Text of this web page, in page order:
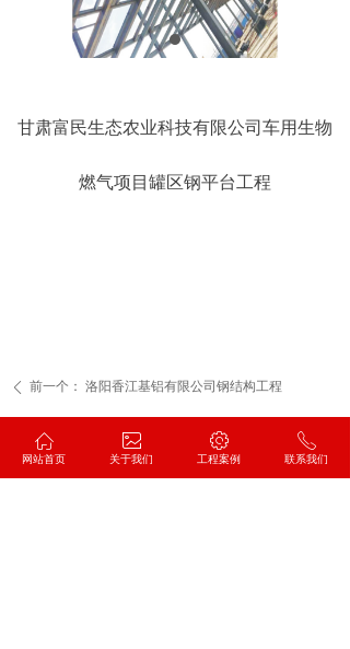
资质荣誉
人才招聘
后一个：
新疆乌鲁木齐神华68万吨/年煤基新材料项
目管廊钢结构工程
ꄴ 前一个： 洛阳香江基铝有限公司钢结构工程
甘肃富民生态农业科技有限公司车用生物
燃气项目罐区钢平台工程
ꀇ
网站首页
ꂈ
关于我们
ꂉ
工程案例
ꂅ
联系我们